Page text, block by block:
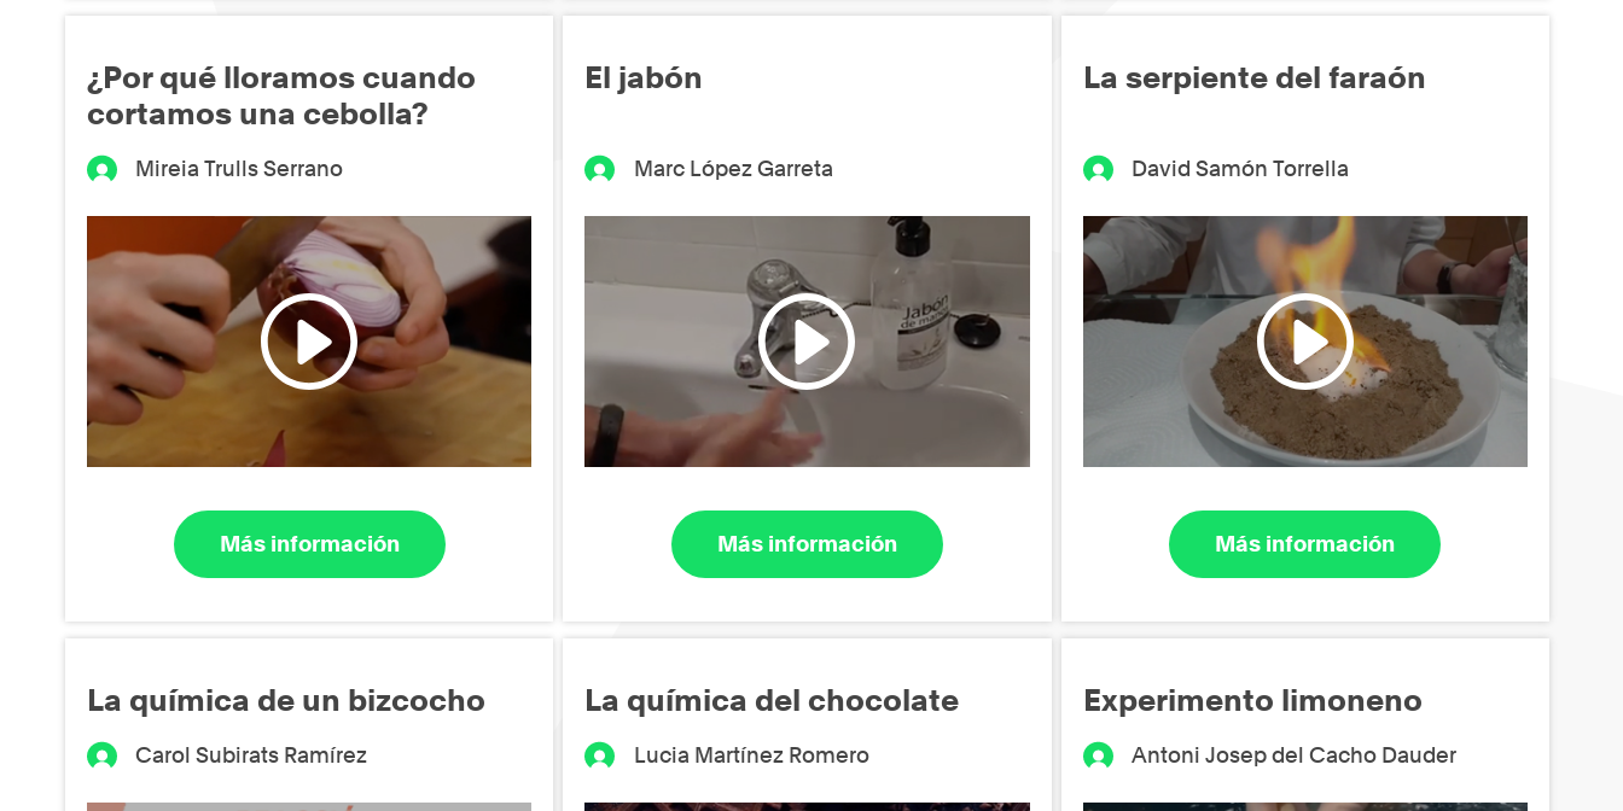
¿Por qué lloramos cuando
cortamos una cebolla?
Mireia Trulls Serrano
Más información
El jabón
Marc López Garreta
Más información
La serpiente del faraón
David Samón Torrella
Más información
La química de un bizcocho
Carol Subirats Ramírez
La química del chocolate
Lucia Martínez Romero
Experimento limoneno
Antoni Josep del Cacho Dauder